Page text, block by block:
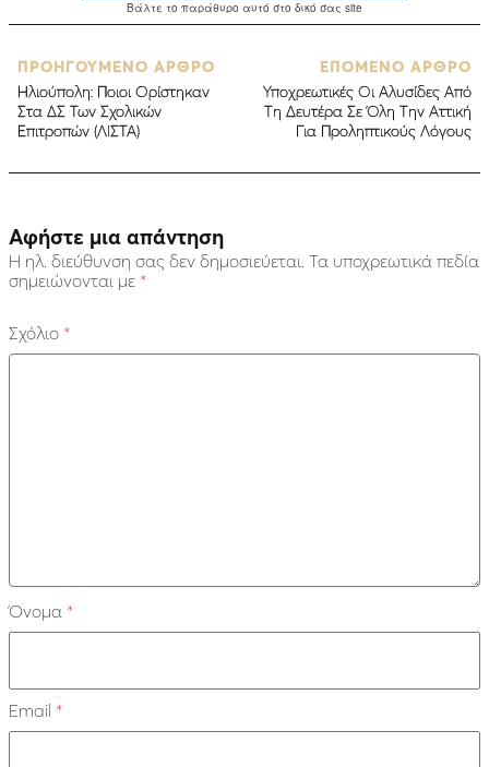
ΠΡΟΗΓΟΥΜΕΝΟ ΑΡΘΡΟ
Ηλιούπολη: Ποιοι Ορίστηκαν
Στα ΔΣ Των Σχολικών
Επιτροπών (ΛΙΣΤΑ)
ΕΠΟΜΕΝΟ ΑΡΘΡΟ
Υποχρεωτικές Οι Αλυσίδες Aπό
Τη Δευτέρα Σε Όλη Την Αττική
Για Προληπτικούς Λόγους
Αφήστε μια απάντηση
Η ηλ. διεύθυνση σας δεν δημοσιεύεται. Τα υποχρεωτικά πεδία
σημειώνονται με *
Σχόλιο *
Όνομα *
Email *